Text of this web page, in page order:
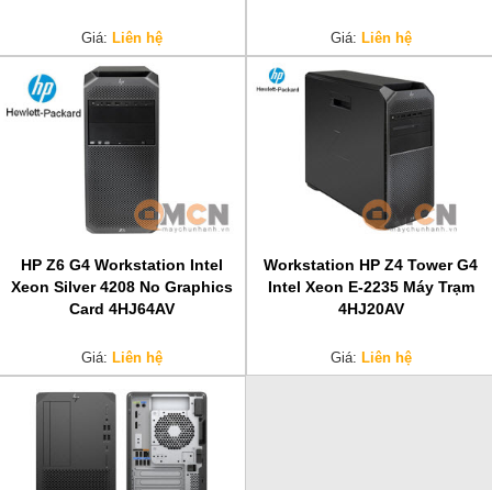
Giá: Liên hệ Giá: Liên hệ
HP Z6 G4 Workstation Intel
Xeon Silver 4208 No Graphics
Card 4HJ64AV
Giá: Liên hệ
Workstation HP Z4 Tower G4
Intel Xeon E-2235 Máy Trạm
4HJ20AV
Giá: Liên hệ